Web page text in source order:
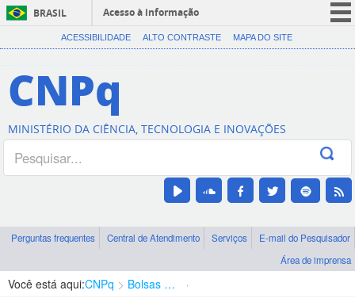
BRASIL
Acesso à informação
CORONAVÍRUS (COVID-19)
Canais
ACESSIBILIDADE ALTO CONTRASTE MAPA DO SITE
CNPq
MINISTÉRIO DA CIÊNCIA, TECNOLOGIA E INOVAÇÕES
Perguntas frequentes Central de Atendimento Serviços
E-mail do Pesquisador
Área de imprensa
Você está aqui:CNPq Bolsas e Auxílios Vigentes